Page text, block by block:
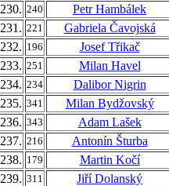
230. 240
Petr Hambálek
231. 221
Gabriela Čavojská
232. 196
Josef Třikač
233. 251
Milan Havel
234. 234
Dalibor Nigrin
235. 341
Milan Bydžovský
236. 343
Adam Lašek
237. 216
Antonín Šturba
238. 179
Martin Kočí
239. 311
Jiří Dolanský